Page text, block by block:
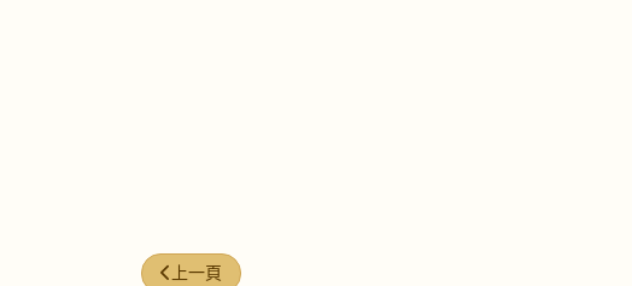
上一篇文章: 今日煮意 ( #104 )
上一頁